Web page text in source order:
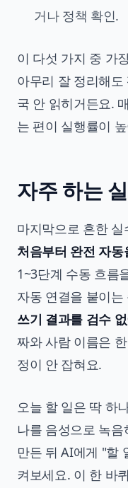
거나 정책 확인.
이 다섯 가지 중 가
아무리 잘 정리해
국 안 읽히거든요.
는 편이 실행률이
자주 하는
마지막으로 흔한
처음부터 완전 자
1~3단계 수동 흐름
자동 연결을 붙이
쓰기 결과를 검수
짜와 사람 이름은
정이 안 잡혀요.
오늘 할 일은 딱 하
나를 음성으로 녹
만든 뒤 AI에게 "할
켜보세요. 이 한 바